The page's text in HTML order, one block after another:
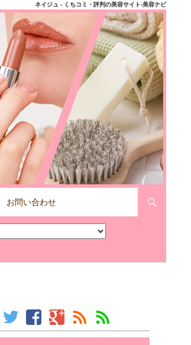
ネイジュ - くちコミ・評判の美容サイト-美容ナビ
お問い合わせ